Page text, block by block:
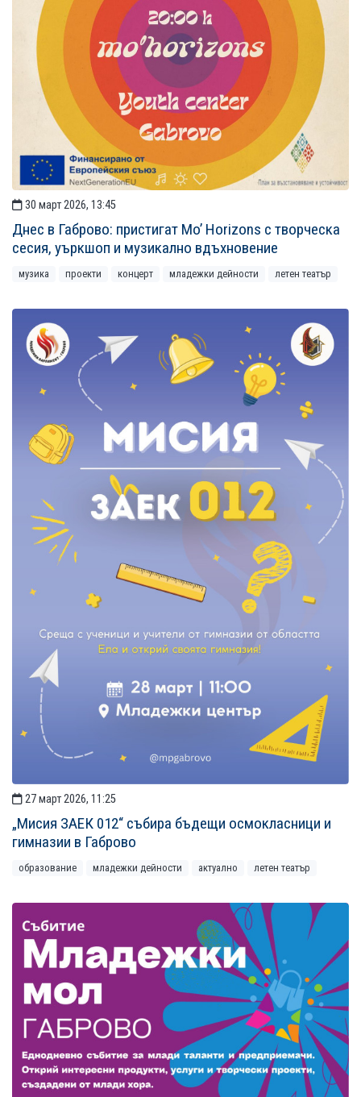
30 март 2026, 13:45
Днес в Габрово: пристигат Mo’ Horizons с творческа
сесия, уъркшоп и музикално вдъхновение
музика проекти концерт младежки дейности летен театър
27 март 2026, 11:25
„Мисия ЗАЕК 012“ събира бъдещи осмокласници и
гимназии в Габрово
образование младежки дейности актуално летен театър